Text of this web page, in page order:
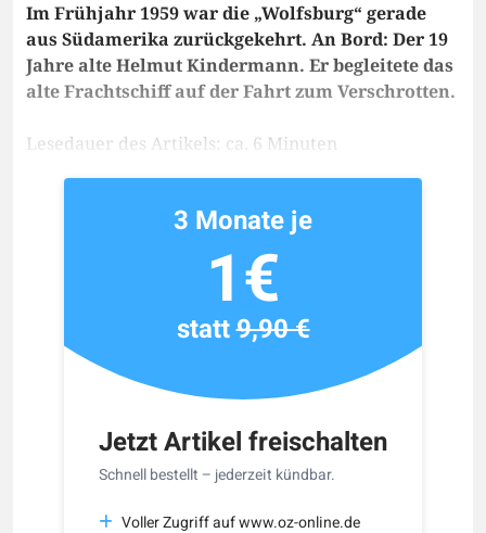
Im Frühjahr 1959 war die „Wolfsburg“ gerade
aus Südamerika zurückgekehrt. An Bord: Der 19
Jahre alte Helmut Kindermann. Er begleitete das
alte Frachtschiff auf der Fahrt zum Verschrotten.
Lesedauer des Artikels: ca. 6 Minuten
Jetzt Artikel freischalten
Schnell bestellt – jederzeit kündbar.
Voller Zugriff auf www.oz-online.de
3 Monate je
1€
statt9,90 €